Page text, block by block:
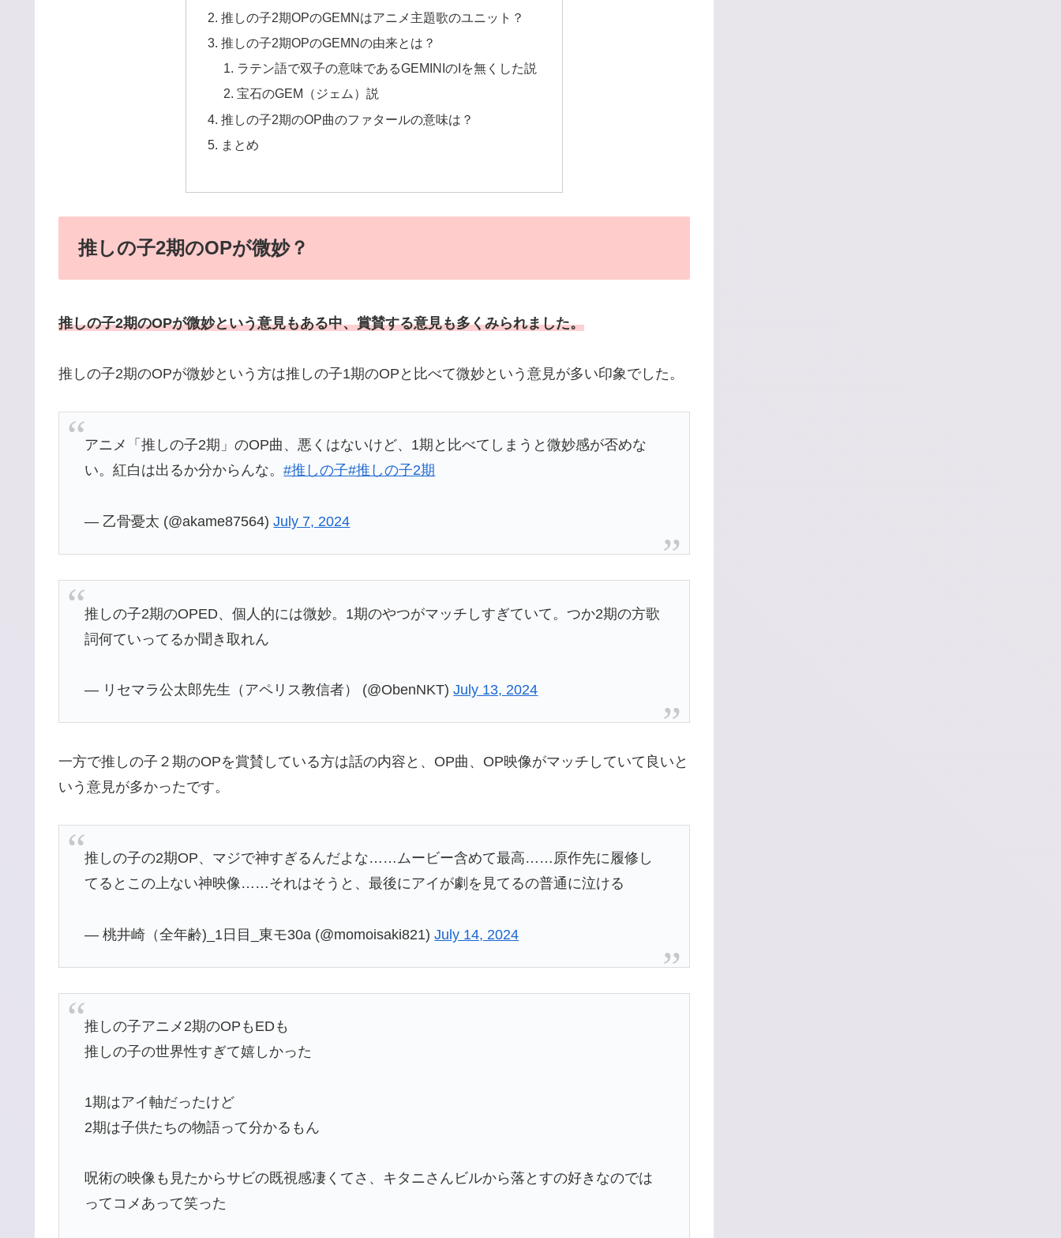
推しの子2期OPのGEMNはアニメ主題歌のユニット？
推しの子2期OPのGEMNの由来とは？
ラテン語で双子の意味であるGEMINIのIを無くした説
宝石のGEM（ジェム）説
推しの子2期のOP曲のファタールの意味は？
まとめ
推しの子2期のOPが微妙？
推しの子2期のOPが微妙という意見もある中、賞賛する意見も多くみられました。
推しの子2期のOPが微妙という方は推しの子1期のOPと比べて微妙という意見が多い印象でした。
アニメ「推しの子2期」のOP曲、悪くはないけど、1期と比べてしまうと微妙感が否めな
い。紅白は出るか分からんな。#推しの子#推しの子2期
— 乙骨憂太 (@akame87564)July 7, 2024
推しの子2期のOPED、個人的には微妙。1期のやつがマッチしすぎていて。つか2期の方歌
詞何ていってるか聞き取れん
— リセマラ公太郎先生（アペリス教信者） (@ObenNKT)July 13, 2024
一方で推しの子２期のOPを賞賛している方は話の内容と、OP曲、OP映像がマッチしていて良いと
いう意見が多かったです。
推しの子の2期OP、マジで神すぎるんだよな……ムービー含めて最高……原作先に履修し
てるとこの上ない神映像……それはそうと、最後にアイが劇を見てるの普通に泣ける
— 桃井崎（全年齢)_1日目_東モ30a (@momoisaki821)July 14, 2024
推しの子アニメ2期のOPもEDも
推しの子の世界性すぎて嬉しかった
1期はアイ軸だったけど
2期は子供たちの物語って分かるもん
呪術の映像も見たからサビの既視感凄くてさ、キタニさんビルから落とすの好きなのでは
ってコメあって笑った